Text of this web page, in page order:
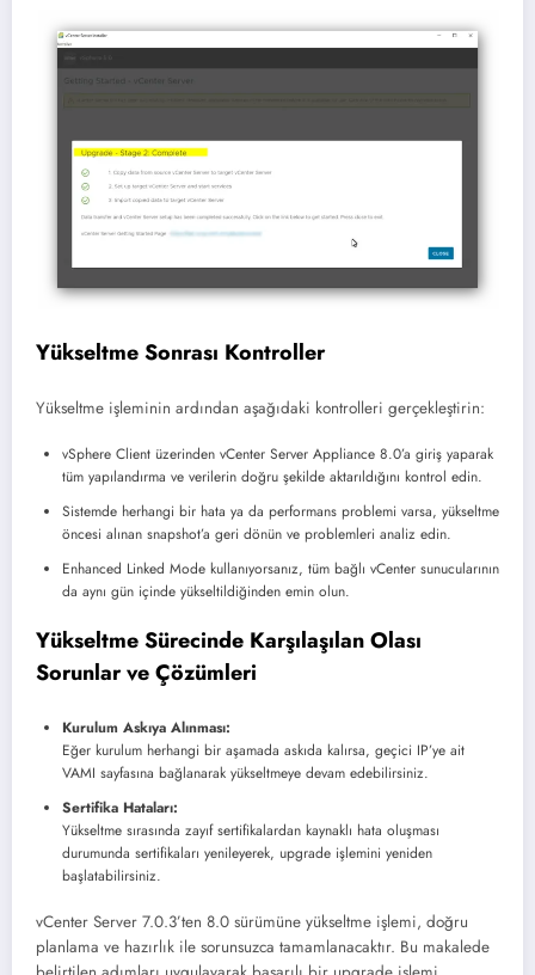
Yükseltme Sonrası Kontroller
Yükseltme işleminin ardından aşağıdaki kontrolleri gerçekleştirin:
vSphere Client üzerinden vCenter Server Appliance 8.0’a giriş yaparak
tüm yapılandırma ve verilerin doğru şekilde aktarıldığını kontrol edin.
Sistemde herhangi bir hata ya da performans problemi varsa, yükseltme
öncesi alınan snapshot’a geri dönün ve problemleri analiz edin.
Enhanced Linked Mode kullanıyorsanız, tüm bağlı vCenter sunucularının
da aynı gün içinde yükseltildiğinden emin olun.
Yükseltme Sürecinde Karşılaşılan Olası
Sorunlar ve Çözümleri
Kurulum Askıya Alınması:
Eğer kurulum herhangi bir aşamada askıda kalırsa, geçici IP’ye ait
VAMI sayfasına bağlanarak yükseltmeye devam edebilirsiniz.
Sertifika Hataları:
Yükseltme sırasında zayıf sertifikalardan kaynaklı hata oluşması
durumunda sertifikaları yenileyerek, upgrade işlemini yeniden
başlatabilirsiniz.
vCenter Server 7.0.3’ten 8.0 sürümüne yükseltme işlemi, doğru
planlama ve hazırlık ile sorunsuzca tamamlanacaktır. Bu makalede